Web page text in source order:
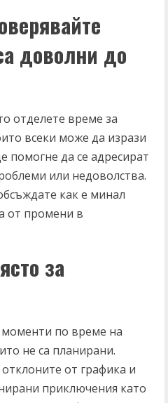
доволни до
отделете време за
всеки може да изрази
помогне да се адресират
или недоволства.
как е минал
от промени в
за
по време на
не са планирани.
от графика и
приключения като